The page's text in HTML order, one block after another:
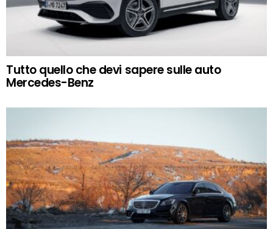
Tutto quello che devi sapere sulle auto
Mercedes-Benz